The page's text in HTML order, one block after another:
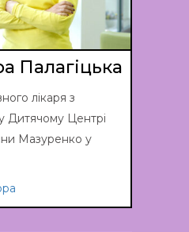
Палагіцька
лікаря з
Дитячому Центрі
Мазуренко у